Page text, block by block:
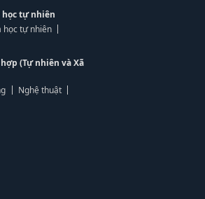
học tự nhiên
học tự nhiên
(Tự nhiên và Xã
Nghệ thuật